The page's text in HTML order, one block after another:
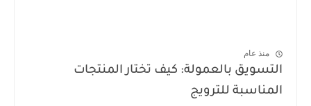
منذ عام
التسويق بالعمولة: كيف تختار المنتجات
المناسبة للترويج